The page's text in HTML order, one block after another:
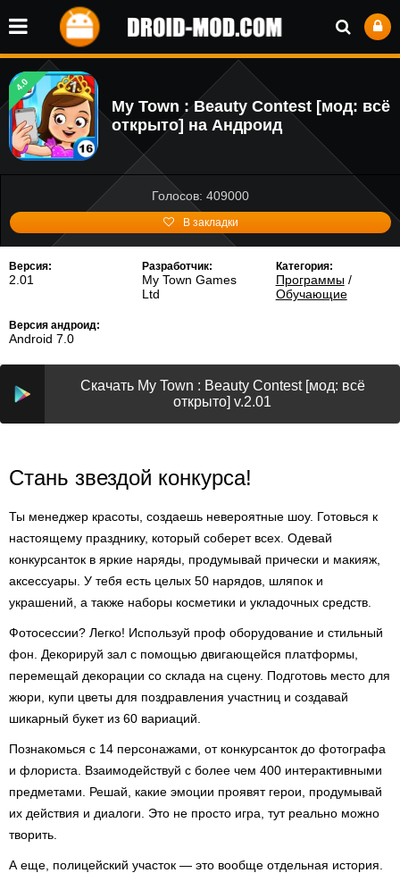
4.0
My Town : Beauty Contest [мод: всё
открыто] на Андроид
Голосов: 409000
В закладки
Версия:
2.01
Разработчик:
My Town Games
Ltd
Категория:
Программы/
Обучающие
Версия андроид:
Android 7.0
Скачать My Town : Beauty Contest [мод: всё
открыто] v.2.01
Стань звездой конкурса!
Ты менеджер красоты, создаешь невероятные шоу. Готовься к
настоящему празднику, который соберет всех. Одевай
конкурсанток в яркие наряды, продумывай прически и макияж,
аксессуары. У тебя есть целых 50 нарядов, шляпок и
украшений, а также наборы косметики и укладочных средств.
Фотосессии? Легко! Используй проф оборудование и стильный
фон. Декорируй зал с помощью двигающейся платформы,
перемещай декорации со склада на сцену. Подготовь место для
жюри, купи цветы для поздравления участниц и создавай
шикарный букет из 60 вариаций.
Познакомься с 14 персонажами, от конкурсанток до фотографа
и флориста. Взаимодействуй с более чем 400 интерактивными
предметами. Решай, какие эмоции проявят герои, продумывай
их действия и диалоги. Это не просто игра, тут реально можно
творить.
А еще, полицейский участок — это вообще отдельная история.